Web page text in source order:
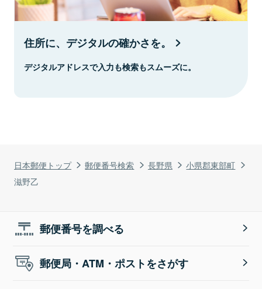
日本郵便トップ 郵便番号検索 長野県
小県郡東部町
滋野乙
住所に、デジタルの確かさを。
デジタルアドレスで入力も検索もスムーズに。
郵便番号を調べる
郵便局・ATM・ポストをさがす